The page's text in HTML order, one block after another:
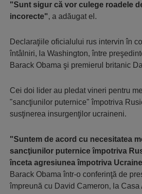
"Sunt sigur că vor culege roadele
incorecte", a adăugat el.
Declaraţiile oficialului rus intervin în
întâlniri, la Washington, între
Barack Obama şi premierul britanic
Cei doi lider au pledat vineri pentru
"sancţiunilor puternice" împotriva
susţinerea insurgenţilor ucraineni.
"Suntem de acord cu necesitatea
sancţiunilor puternice împotriva
înceta agresiunea împotriva
Barack Obama într-o conferinţă de
împreună cu David Cameron, la Casa